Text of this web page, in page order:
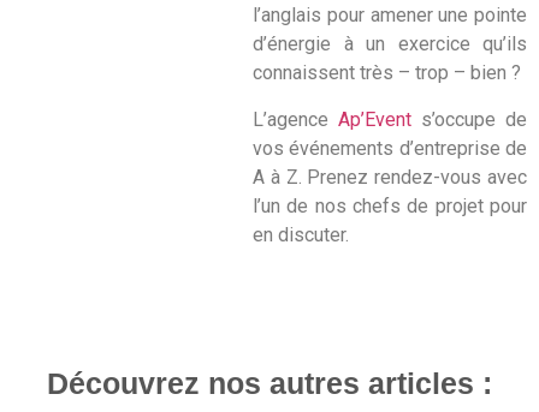
l’anglais pour amener une pointe
d’énergie à un exercice qu’ils
connaissent très – trop – bien ?
L’agence Ap’Event s’occupe de
vos événements d’entreprise de
A à Z. Prenez rendez-vous avec
l’un de nos chefs de projet pour
en discuter.
Découvrez nos autres articles :